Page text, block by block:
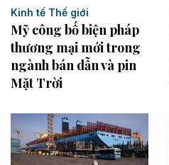
Kinh tế Thế giới
Mỹ công bố biện pháp
thương mại mới trong
ngành bán dẫn và pin
Mặt Trời